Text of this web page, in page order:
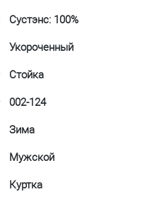
Сустэнс: 100%
Укороченный
Стойка
002-124
Зима
Мужской
Куртка